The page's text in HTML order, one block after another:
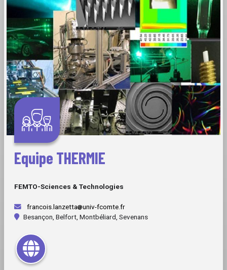
Equipe THERMIE
FEMTO-Sciences & Technologies
francois.lanzetta
univ-fcomte.fr
Besançon, Belfort, Montbéliard, Sevenans